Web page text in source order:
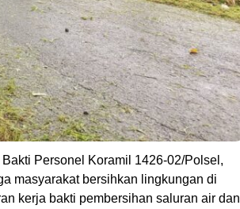
Personel Koramil 1426-02/Polsel,
masyarakat bersihkan lingkungan di
kerja bakti pembersihan saluran air dan